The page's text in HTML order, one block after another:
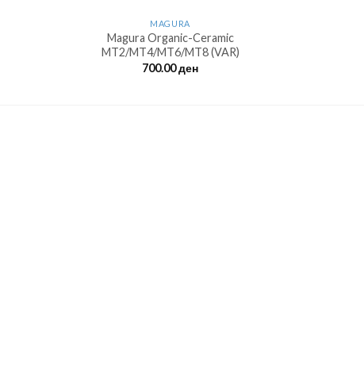
MAGURA
Magura Organic-Ceramic
MT2/MT4/MT6/MT8 (VAR)
700.00ден